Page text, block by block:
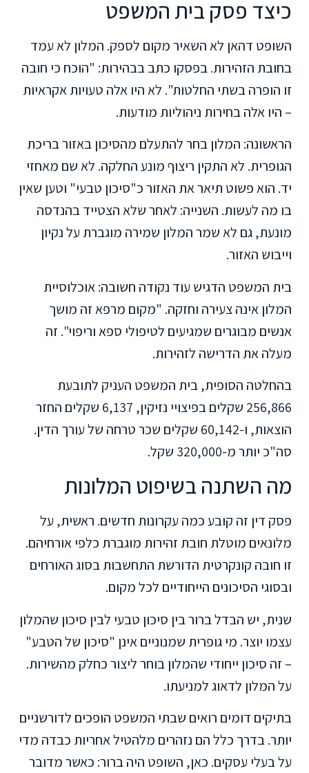
כיצד פסק בית המשפט
השופט דהאן לא השאיר מקום לספק. המלון לא עמד
בחובת הזהירות. בפסקו כתב בבהירות: "הוכח כי חובה
זו הופרה בשתי החלטות". לא היו אלה טעויות אקראיות
– היו אלה בחירות ניהוליות מודעות.
הראשונה: המלון בחר להתעלם מהסיכון באזור בריכת
הגופרית. לא התקין ריצוף מונע החלקה. לא שם מאחזי
יד. הוא פשוט תיאר את האזור כ"סיכון טבעי" וטען שאין
בו מה לעשות. השנייה: לאחר שלא הצטייד בהנדסה
מונעת, גם לא שמר המלון שמירה מוגברת על נקיון
וייבוש האזור.
בית המשפט הדגיש עוד נקודה חשובה: אוכלוסיית
המלון אינה צעירה וחזקה. "מקום מרפא זה מושך
אנשים מבוגרים שמגיעים לטיפולי ספא וריפוי". זה
מעלה את הדרישה לזהירות.
בהחלטה הסופית, בית המשפט העניק לתובעת
256,866 שקלים בפיצויי נזיקין, 6,137 שקלים החזר
הוצאות, ו-60,142 שקלים שכר טרחה של עורך הדין.
סה"כ יותר מ-320,000 שקל.
מה השתנה בשיפוט המלונות
פסק דין זה קובע כמה עקרונות חדשים. ראשית, על
מלונאים מוטלת חובת זהירות מוגברת כלפי אורחיהם.
זו חובה קונקרטית הדורשת התחשבות בסוג האורחים
ובסוגי הסיכונים הייחודיים לכל מקום.
שנית, יש הבדל ברור בין סיכון טבעי לבין סיכון שהמלון
עצמו יוצר. מי גופרית שמנוניים אינן "סיכון של הטבע"
– זה סיכון ייחודי שהמלון בוחר ליצור כחלק מהשירות.
על המלון לדאוג למניעתו.
בתיקים דומים רואים שבתי המשפט הופכים לדורשניים
יותר. בדרך כלל הם נזהרים מלהטיל אחריות כבדה מדי
על בעלי עסקים. כאן, השופט היה ברור: כאשר מדובר